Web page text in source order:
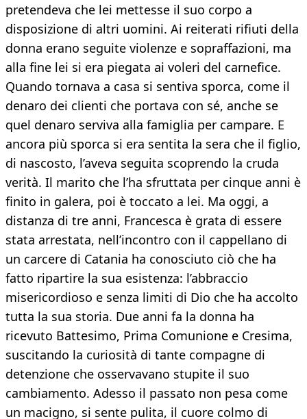
pretendeva che lei mettesse il suo corpo a
disposizione di altri uomini. Ai reiterati rifiuti della
donna erano seguite violenze e sopraffazioni, ma
alla fine lei si era piegata ai voleri del carnefice.
Quando tornava a casa si sentiva sporca, come il
denaro dei clienti che portava con sé, anche se
quel denaro serviva alla famiglia per campare. E
ancora più sporca si era sentita la sera che il figlio,
di nascosto, l’aveva seguita scoprendo la cruda
verità. Il marito che l’ha sfruttata per cinque anni è
finito in galera, poi è toccato a lei. Ma oggi, a
distanza di tre anni, Francesca è grata di essere
stata arrestata, nell’incontro con il cappellano di
un carcere di Catania ha conosciuto ciò che ha
fatto ripartire la sua esistenza: l’abbraccio
misericordioso e senza limiti di Dio che ha accolto
tutta la sua storia. Due anni fa la donna ha
ricevuto Battesimo, Prima Comunione e Cresima,
suscitando la curiosità di tante compagne di
detenzione che osservavano stupite il suo
cambiamento. Adesso il passato non pesa come
un macigno, si sente pulita, il cuore colmo di